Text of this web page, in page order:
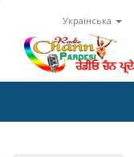
Українська